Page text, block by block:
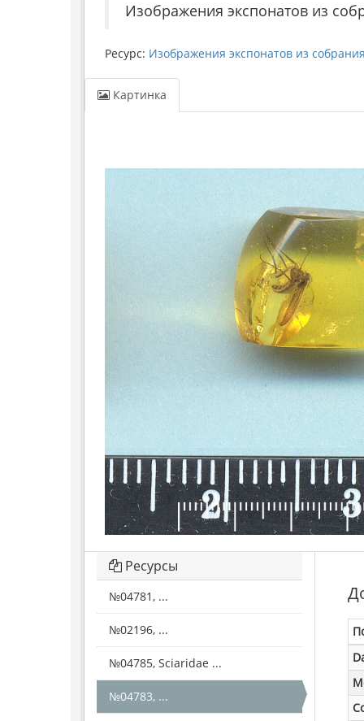
Изображения экспонатов из
Ресурс: Изображения экспонатов из
Картинка
Ресурсы
№04781, ...
№02196, ...
№04785, Sciaridae ...
№04783, ...